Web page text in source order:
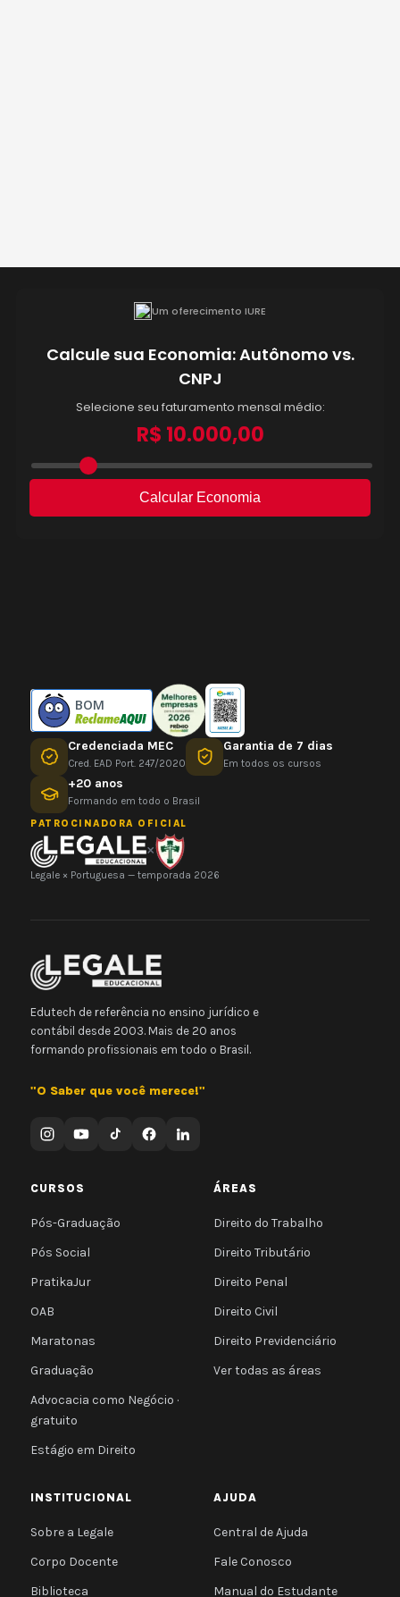
BOM
Credenciada MEC
Cred. EAD Port. 247/2020
Garantia de 7 dias
Em todos os cursos
+20 anos
Formando em todo o Brasil
PATROCINADORA OFICIAL
×
Legale × Portuguesa — temporada 2026
Edutech de referência no ensino jurídico e
contábil desde 2003. Mais de 20 anos
formando profissionais em todo o Brasil.
"O Saber que você merece!"
CURSOS
Pós-Graduação
Pós Social
PratikaJur
OAB
Maratonas
Graduação
Advocacia como Negócio ·
gratuito
Estágio em Direito
ÁREAS
Direito do Trabalho
Direito Tributário
Direito Penal
Direito Civil
Direito Previdenciário
Ver todas as áreas
INSTITUCIONAL
Sobre a Legale
Corpo Docente
Biblioteca
AJUDA
Central de Ajuda
Fale Conosco
Manual do Estudante